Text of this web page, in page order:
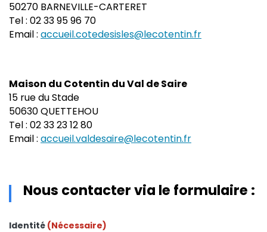
50270 BARNEVILLE-CARTERET
Tel : 02 33 95 96 70
Email : accueil.cotedesisles@lecotentin.fr
Maison du Cotentin du Val de Saire
15 rue du Stade
50630 QUETTEHOU
Tel : 02 33 23 12 80
Email : accueil.valdesaire@lecotentin.fr
Nous contacter via le formulaire :
Identité (Nécessaire)